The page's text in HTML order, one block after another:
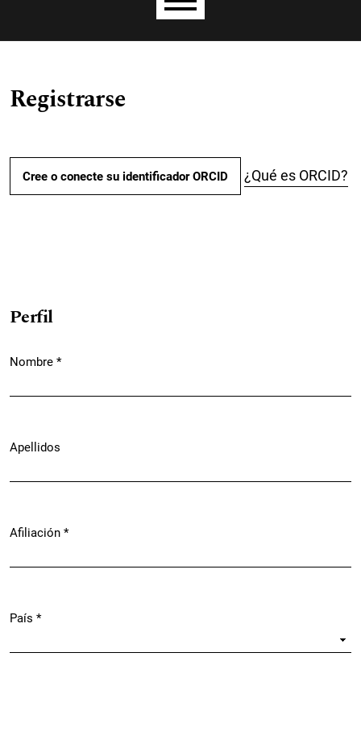
Registrarse
Cree o conecte su identificador ORCID ¿Qué es ORCID?
Perfil
Nombre *
Apellidos
Afiliación *
País *